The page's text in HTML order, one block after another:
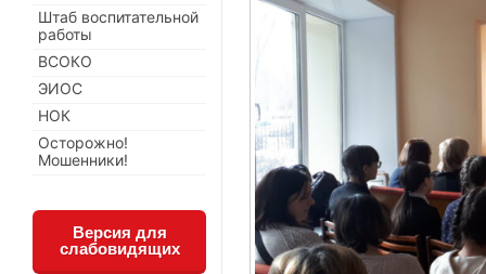
Штаб воспитательной
работы
ВСОКО
ЭИОС
НОК
Осторожно!
Мошенники!
Версия для
слабовидящих